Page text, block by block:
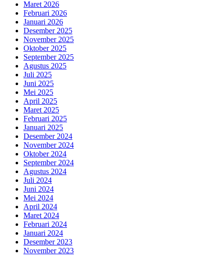
Maret 2026
Februari 2026
Januari 2026
Desember 2025
November 2025
Oktober 2025
September 2025
Agustus 2025
Juli 2025
Juni 2025
Mei 2025
April 2025
Maret 2025
Februari 2025
Januari 2025
Desember 2024
November 2024
Oktober 2024
September 2024
Agustus 2024
Juli 2024
Juni 2024
Mei 2024
April 2024
Maret 2024
Februari 2024
Januari 2024
Desember 2023
November 2023